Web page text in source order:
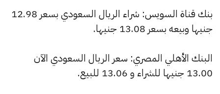
بنك قناة السويس: شراء الريال السعودي بسعر 12.98
جنيها وبيعه بسعر 13.08 جنيها.
البنك الأهلي المصري: سعر الريال السعودي الآن
13.00 جنيها للشراء و 13.06 للبيع.